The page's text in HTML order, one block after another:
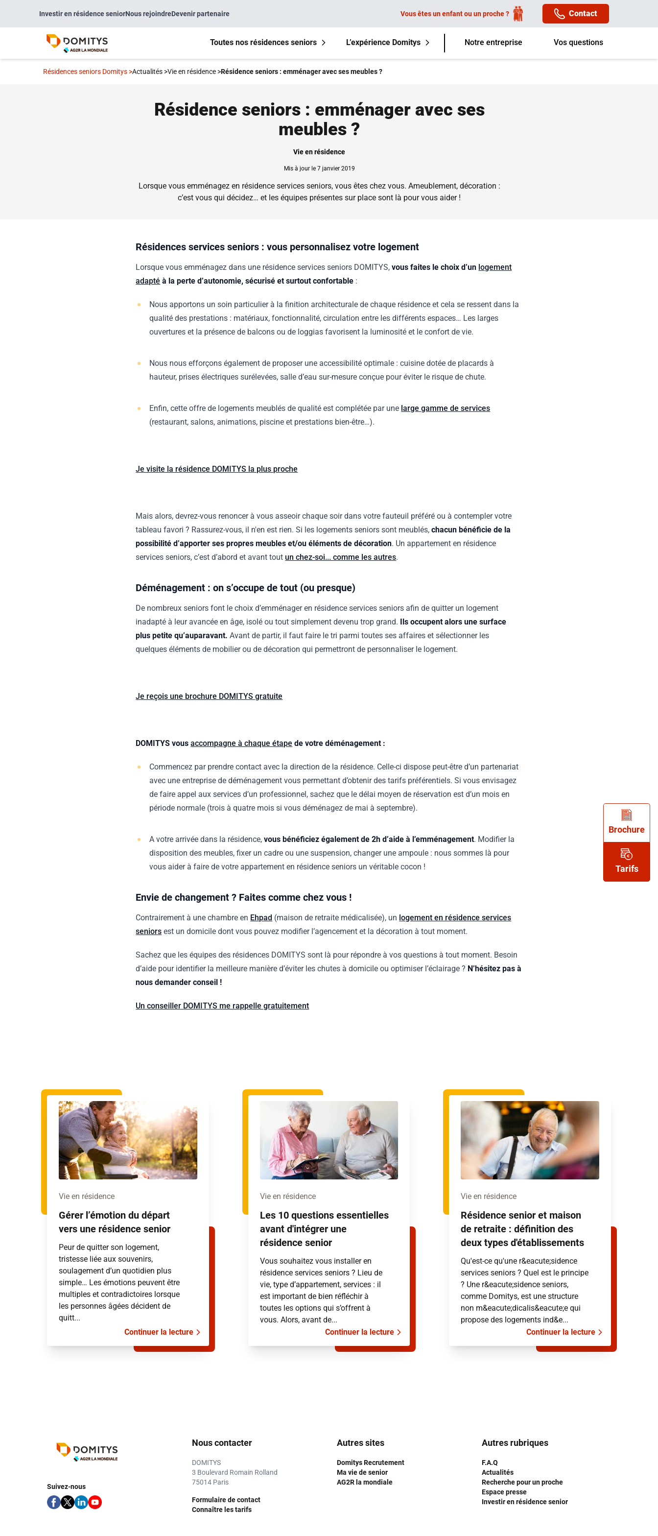
Investir en résidence seniorNous rejoindreDevenir partenaire Vous êtes un enfant ou un proche ? Contact
Toutes nos résidences seniors L’expérience Domitys Notre entreprise Vos questions
Résidences seniors Domitys >Actualités >Vie en résidence >Résidence seniors : emménager avec ses meubles ?
Résidence seniors : emménager avec ses
meubles ?
Vie en résidence
Mis à jour le 7 janvier 2019
Lorsque vous emménagez en résidence services seniors, vous êtes chez vous. Ameublement, décoration :
c’est vous qui décidez… et les équipes présentes sur place sont là pour vous aider !
Résidences services seniors : vous personnalisez votre logement
Lorsque vous emménagez dans une résidence services seniors DOMITYS,vous faites le choix d’un logement
adapté à la perte d’autonomie, sécurisé et surtout confortable :
Nous apportons un soin particulier à la finition architecturale de chaque résidence et cela se ressent dans la
qualité des prestations : matériaux, fonctionnalité, circulation entre les différents espaces… Les larges
ouvertures et la présence de balcons ou de loggias favorisent la luminosité et le confort de vie.
Nous nous efforçons également de proposer une accessibilité optimale : cuisine dotée de placards à
hauteur, prises électriques surélevées, salle d’eau sur-mesure conçue pour éviter le risque de chute.
Enfin, cette offre de logements meublés de qualité est complétée par une large gamme de services
(restaurant, salons, animations, piscine et prestations bien-être…).
Je visite la résidence DOMITYS la plus proche
Mais alors, devrez-vous renoncer à vous asseoir chaque soir dans votre fauteuil préféré ou à contempler votre
tableau favori ? Rassurez-vous, il n'en est rien. Si les logements seniors sont meublés,chacun bénéficie de la
possibilité d’apporter ses propres meubles et/ou éléments de décoration. Un appartement en résidence
services seniors, c’est d’abord et avant tout un chez-soi... comme les autres.
Déménagement : on s’occupe de tout (ou presque)
De nombreux seniors font le choix d’emménager en résidence services seniors afin de quitter un logement
inadapté à leur avancée en âge, isolé ou tout simplement devenu trop grand. Ils occupent alors une surface
plus petite qu’auparavant. Avant de partir, il faut faire le tri parmi toutes ses affaires et sélectionner les
quelques éléments de mobilier ou de décoration qui permettront de personnaliser le logement.
Je reçois une brochure DOMITYS gratuite
DOMITYS vousaccompagne à chaque étape de votre déménagement :
Commencez par prendre contact avec la direction de la résidence. Celle-ci dispose peut-être d’un partenariat
avec une entreprise de déménagement vous permettant d’obtenir des tarifs préférentiels. Si vous envisagez
de faire appel aux services d’un professionnel, sachez que le délai moyen de réservation est d’un mois en
période normale (trois à quatre mois si vous déménagez de mai à septembre).
A votre arrivée dans la résidence,vous bénéficiez également de 2h d’aide à l’emménagement. Modifier la
disposition des meubles, fixer un cadre ou une suspension, changer une ampoule : nous sommes là pour
vous aider à faire de votre appartement en résidence seniors un véritable cocon !
Envie de changement ? Faites comme chez vous !
Contrairement à une chambre en Ehpad (maison de retraite médicalisée), un logement en résidence services
seniors est un domicile dont vous pouvez modifier l’agencement et la décoration à tout moment.
Sachez que les équipes des résidences DOMITYS sont là pour répondre à vos questions à tout moment. Besoin
d’aide pour identifier la meilleure manière d’éviter les chutes à domicile ou optimiser l’éclairage ? N’hésitez pas à
nous demander conseil !
Un conseiller DOMITYS me rappelle gratuitement
Vie en résidence
Gérer l’émotion du départ
vers une résidence senior
Peur de quitter son logement,
tristesse liée aux souvenirs,
soulagement d’un quotidien plus
simple… Les émotions peuvent être
multiples et contradictoires lorsque
les personnes âgées décident de
quitt...
Continuer la lecture
Vie en résidence
Les 10 questions essentielles
avant d'intégrer une
résidence senior
Vous souhaitez vous installer en
résidence services seniors ? Lieu de
vie, type d’appartement, services : il
est important de bien réfléchir à
toutes les options qui s’offrent à
vous. Alors, avant de...
Continuer la lecture
Vie en résidence
Résidence senior et maison
de retraite : définition des
deux types d'établissements
Qu'est-ce qu'une r&eacute;sidence
services seniors ? Quel est le principe
? Une r&eacute;sidence seniors,
comme Domitys, est une structure
non m&eacute;dicalis&eacute;e qui
propose des logements ind&e...
Continuer la lecture
Suivez-nous
Nous contacter
DOMITYS
3 Boulevard Romain Rolland
75014 Paris
Formulaire de contact
Connaître les tarifs
Autres sites
Domitys Recrutement
Ma vie de senior
AG2R la mondiale
Autres rubriques
F.A.Q
Actualités
Recherche pour un proche
Espace presse
Investir en résidence senior
Brochure
Tarifs